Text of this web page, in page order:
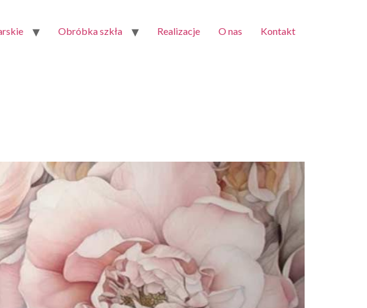
Obróbka szkła Realizacje O nas Kontakt